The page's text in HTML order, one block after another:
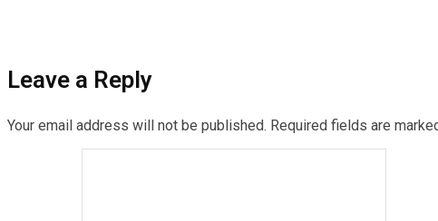
Leave a Reply
Your email address will not be published. Required fields are